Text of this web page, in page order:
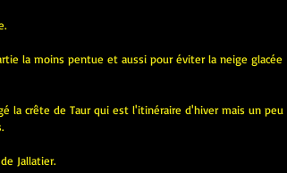
la moins pentue et aussi pour éviter la neige glacée
la crête de Taur qui est l'itinéraire d'hiver mais un peu
Jallatier.